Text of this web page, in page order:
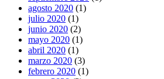
agosto 2020 (1)
julio 2020 (1)
junio 2020 (2)
mayo 2020 (1)
abril 2020 (1)
marzo 2020 (3)
febrero 2020 (1)